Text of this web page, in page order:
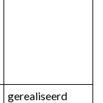
gerealiseerd